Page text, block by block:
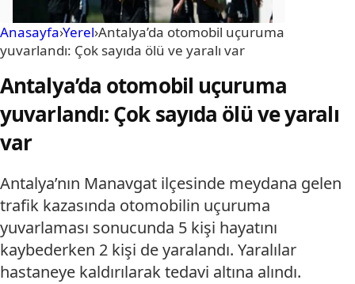
Anasayfa›Yerel›Antalya’da otomobil uçuruma
yuvarlandı: Çok sayıda ölü ve yaralı var
Antalya’da otomobil uçuruma
yuvarlandı: Çok sayıda ölü ve yaralı
var
Antalya’nın Manavgat ilçesinde meydana gelen
trafik kazasında otomobilin uçuruma
yuvarlaması sonucunda 5 kişi hayatını
kaybederken 2 kişi de yaralandı. Yaralılar
hastaneye kaldırılarak tedavi altına alındı.